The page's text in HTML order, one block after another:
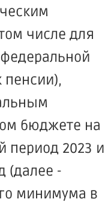
числе для
бюджете на
период 2023 и
(далее -
минимума в